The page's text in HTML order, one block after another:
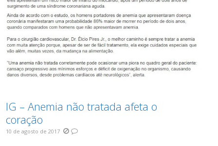
IG – Anemia não tratada afeta o
coração
10 de agosto de 2017